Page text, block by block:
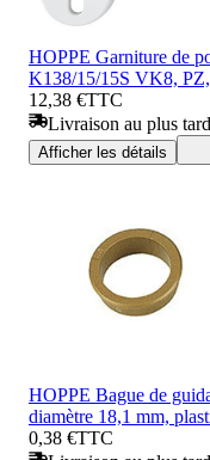
HOPPE Garniture de
K138/15/15S VK8,
12,38 €TTC
Livraison au plus
Afficher les détails
HOPPE Bague de
diamètre 18,1 mm,
0,38 €TTC